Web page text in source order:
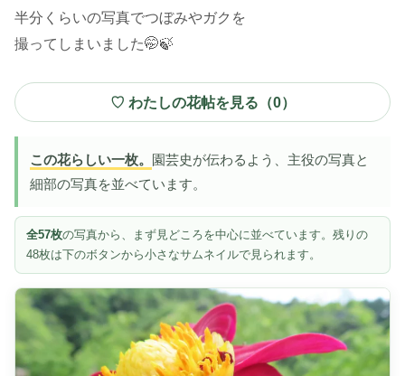
半分くらいの写真でつぼみやガクを
撮ってしまいました🤭🍃
♡ わたしの花帖を見る（0）
この花らしい一枚。 園芸史が伝わるよう、主役の写真と
細部の写真を並べています。
全57枚の写真から、まず見どころを中心に並べています。残りの
48枚は下のボタンから小さなサムネイルで見られます。